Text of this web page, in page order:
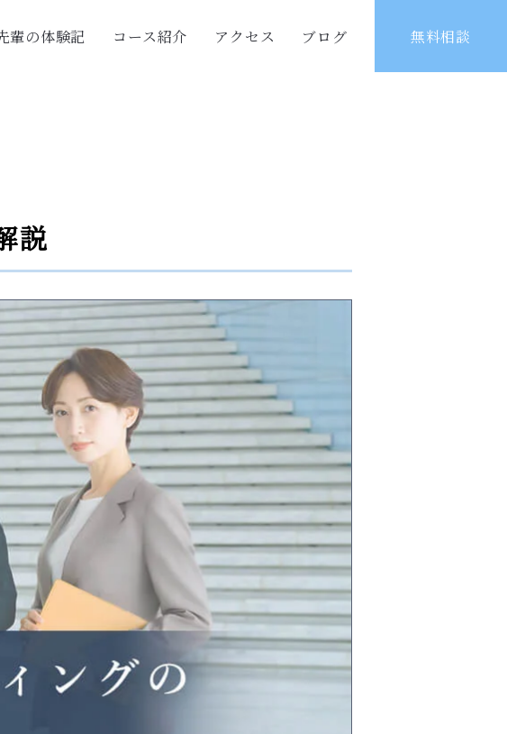
輩の体験記 コース紹介 アクセス ブログ 無料相談
説